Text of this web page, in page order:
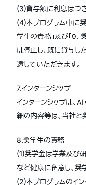
(3)貸与額に利息はつき
(4)本プログラム中に
学生の責務」及び「9.
は停止し、既に貸与
還していただきます。
7.インターンシップ
インターンシップは、
細の内容等は、当社と
8.奨学生の責務
(1)奨学金は学業及び
など健康に留意し、奨
(2)本プログラムのイ